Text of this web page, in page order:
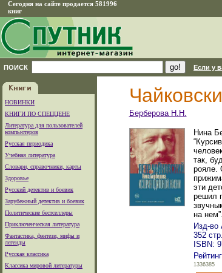
Сегодня на сайте продается 581996
книг
ПОИСК Если у
НОВИНКИ
КНИГИ ПО СПЕЦЦЕНЕ
Литература для пользователей
компьютеров
Русская периодика
Учебная литература
Словари, справочники, карты
Здоровье
Русский детектив и боевик
Зарубежный детектив и боевик
Политические бестселлеры
Приключенческая литература
Фантастика, фэнтези, мифы и
легенды
Русская классика
Классика мировой литературы
Берберова Н.Н.
Нина
так,
рояле.
эти
решил
на
Изд-во
352
ISBN:
1336385